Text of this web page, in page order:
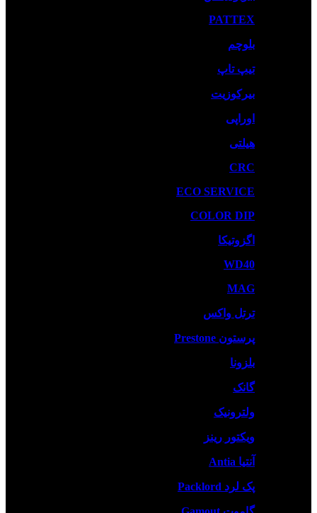
PATTEX
بلوچم
تیپ تاپ
بیرکوزیت
اوراپی
هیلتی
CRC
ECO SERVICE
COLOR DIP
اگزوتیکا
WD40
MAG
ترتل واکس
پرستون Prestone
بلزونا
گانک
ولترونیک
ویکتور رینز
آنتیا Antia
پک لرد Packlord